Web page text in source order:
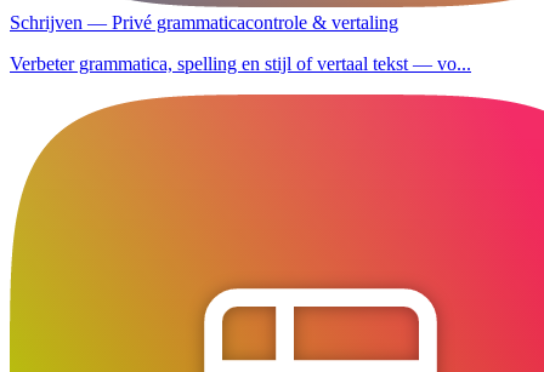
Schrijven — Privé grammaticacontrole & vertaling
Verbeter grammatica, spelling en stijl of vertaal tekst — vo...